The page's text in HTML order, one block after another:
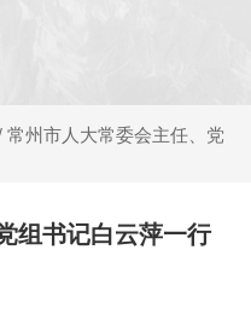
常州市人大常委会主任、党
组书记白云萍一行